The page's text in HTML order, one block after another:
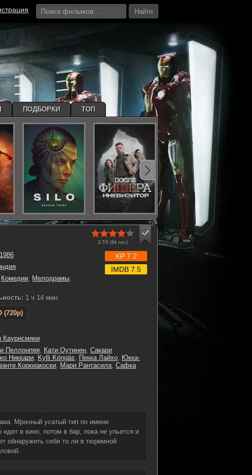
Найти
3.7/5 (84 гол.)
1986
Комедии, Мелодрамы,
1 ч 14 мин
(720p)
KP 7.2
IMDB 7.5
Каурисмяки
Пеллонпяя, Кати Оутинен, Сакари
Никкари, Kylli Köngäs, Пекка Лайхо, Юкка-
Коркиакоски, Мари Рантасила, Сафка
Мрачный усатый тип по имени
в кино, потом в бар, пока не упьется и
обнаружить себя то ли в тюремной
ПОДБОРКИ ТОП